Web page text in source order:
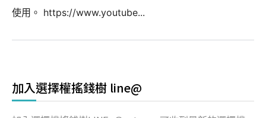
使用。 https://www.youtube...
加入選擇權搖錢樹 line@